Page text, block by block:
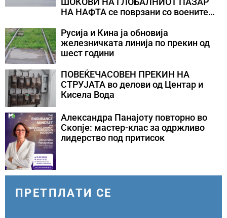
НА НАФТА се поврзани со воените
Русија и Кина ја обновија
железничката линија по прекин од
шест години
ПОВЕЌЕЧАСОВЕН ПРЕКИН НА
СТРУЈАТА во делови од Центар и
Кисела Вода
Александра Панајоту повторно во
Скопје: мастер-клас за одржливо
лидерство под притисок
ПРЕТПЛАТИ СЕ